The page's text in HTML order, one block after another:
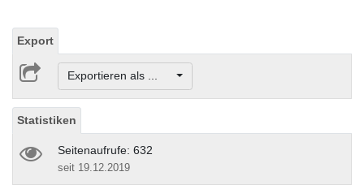
Export
Exportieren als ...
Statistiken
Seitenaufrufe: 632
seit 19.12.2019